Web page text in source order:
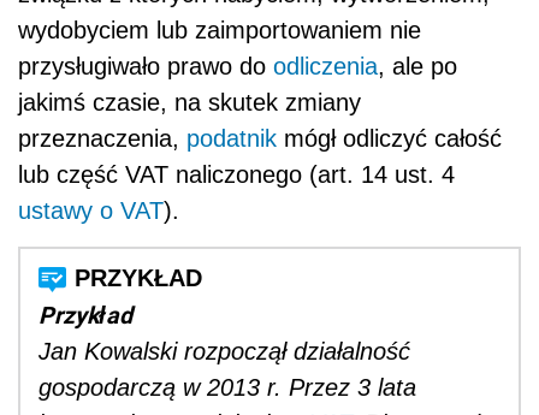
wydobyciem lub zaimportowaniem nie
przysługiwało prawo do odliczenia, ale po
jakimś czasie, na skutek zmiany
przeznaczenia, podatnik mógł odliczyć całość
lub część VAT naliczonego (art. 14 ust. 4
ustawy o VAT).
Przykład
Jan Kowalski rozpoczął działalność
gospodarczą w 2013 r. Przez 3 lata